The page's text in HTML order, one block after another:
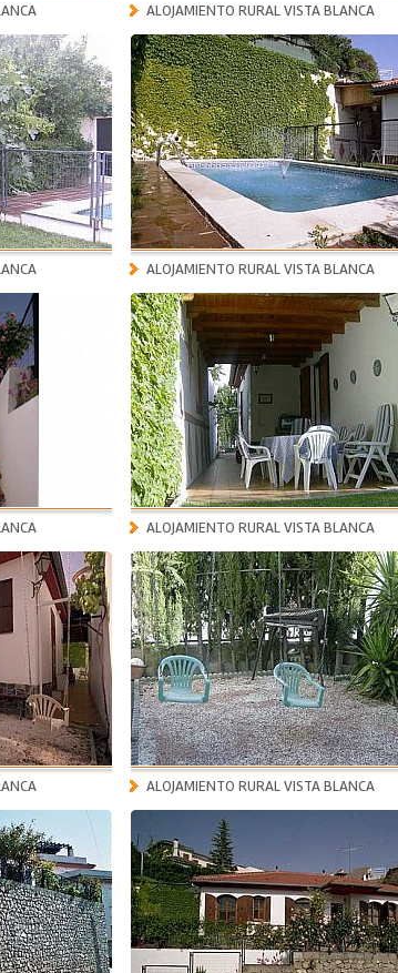
ALOJAMIENTO RURAL VISTA BLANCA
ALOJAMIENTO RURAL VISTA BLANCA
ALOJAMIENTO RURAL VISTA BLANCA
ALOJAMIENTO RURAL VISTA BLANCA